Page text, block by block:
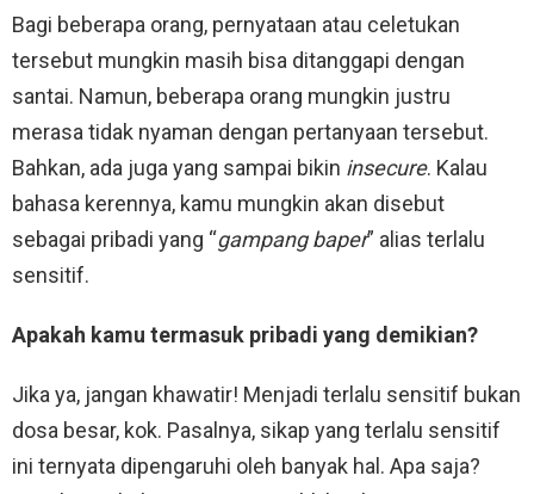
Bagi beberapa orang, pernyataan atau celetukan
tersebut mungkin masih bisa ditanggapi dengan
santai. Namun, beberapa orang mungkin justru
merasa tidak nyaman dengan pertanyaan tersebut.
Bahkan, ada juga yang sampai bikin insecure. Kalau
bahasa kerennya, kamu mungkin akan disebut
sebagai pribadi yang “gampang baper” alias terlalu
sensitif.
Apakah kamu termasuk pribadi yang demikian?
Jika ya, jangan khawatir! Menjadi terlalu sensitif bukan
dosa besar, kok. Pasalnya, sikap yang terlalu sensitif
ini ternyata dipengaruhi oleh banyak hal. Apa saja?